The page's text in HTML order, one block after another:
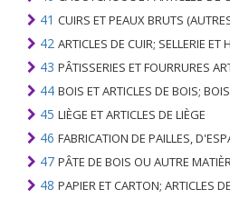
41 CUIRS ET PEAUX BRUTS
42 ARTICLES DE CUIR; SELLERIE ET ​​HARNAIS; ARTICLES DE VOYAGE, SACS À MAIN ET
43 PÂTISSERIES ET FOURRURES
44 BOIS ET ARTICLES DE BOIS;
45 LIÈGE ET ARTICLES DE LIÈGE
46 FABRICATION DE PAILLES, D'ESPARO OU D'AUTRES
47 PÂTE DE BOIS OU AUTRE MATIÈRE CELLULOSIQUE FIBREUSE;
48 PAPIER ET CARTON; ARTICLES DE PATE A